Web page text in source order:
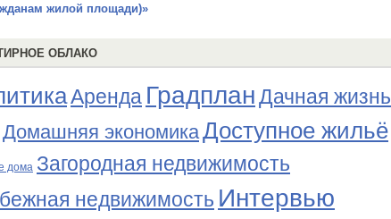
жилой площади)»
ОБЛАКО
Аренда ГрадпланДачная жизнь
Домашняя экономикаДоступное жильё
дома Загородная недвижимость
недвижимость Интервью